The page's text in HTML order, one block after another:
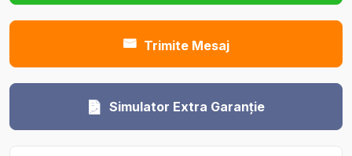
Trimite Mesaj
Simulator Extra Garanție